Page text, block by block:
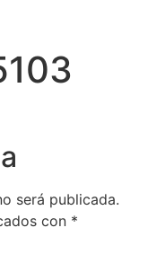
será publicada.
con *